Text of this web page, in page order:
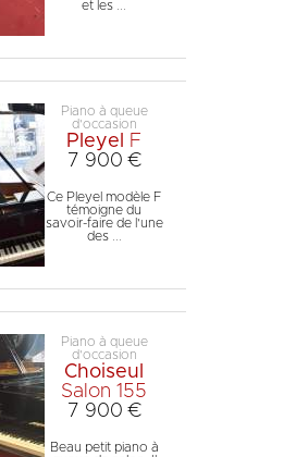
et les ...
Piano à queue
d'occasion
Pleyel
F
7 900 €
Ce Pleyel modèle F
témoigne du
savoir-faire de l'une
des ...
Piano à queue
d'occasion
Choiseul
Salon 155
7 900 €
Beau petit piano à